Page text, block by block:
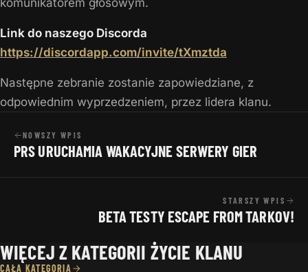
komunikatorem głosowym.
Link do naszego Discorda
https://discordapp.com/invite/tXmztda
Następne zebranie zostanie zapowiedziane, z
odpowiednim wyprzedzeniem, przez lidera klanu.
NOWSZY WPIS
PRS URUCHAMIA WAKACYJNE SERWERY GIER
STARSZY WPIS
BETA TESTY ESCAPE FROM TARKOV!
WIĘCEJ Z KATEGORII ŻYCIE KLANU
CAŁA KATEGORIA